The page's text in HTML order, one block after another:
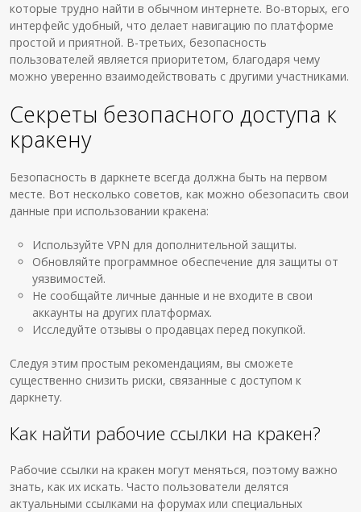
которые трудно найти в обычном интернете. Во-вторых, его
интерфейс удобный, что делает навигацию по платформе
простой и приятной. В-третьих, безопасность
пользователей является приоритетом, благодаря чему
можно уверенно взаимодействовать с другими участниками.
Секреты безопасного доступа к
кракену
Безопасность в даркнете всегда должна быть на первом
месте. Вот несколько советов, как можно обезопасить свои
данные при использовании кракена:
Используйте VPN для дополнительной защиты.
Обновляйте программное обеспечение для защиты от
уязвимостей.
Не сообщайте личные данные и не входите в свои
аккаунты на других платформах.
Исследуйте отзывы о продавцах перед покупкой.
Следуя этим простым рекомендациям, вы сможете
существенно снизить риски, связанные с доступом к
даркнету.
Как найти рабочие ссылки на кракен?
Рабочие ссылки на кракен могут меняться, поэтому важно
знать, как их искать. Часто пользователи делятся
актуальными ссылками на форумах или специальных